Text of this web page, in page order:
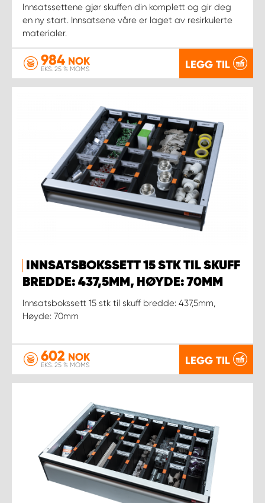
Innsatssettene gjør skuffen din komplett og gir deg
en ny start. Innsatsene våre er laget av resirkulerte
materialer.
984 NOK
EKS. 25 % MOMS LEGG TIL
INNSATSBOKSSETT 15 STK TIL SKUFF
BREDDE: 437,5MM, HØYDE: 70MM
Innsatsbokssett 15 stk til skuff bredde: 437,5mm,
Høyde: 70mm
602 NOK
EKS. 25 % MOMS LEGG TIL